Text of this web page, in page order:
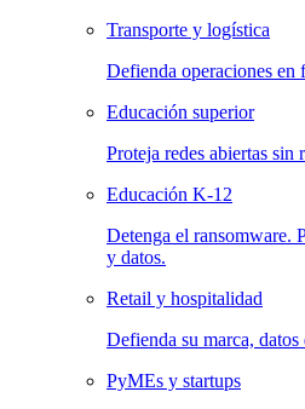
Transporte y logística
Defienda operaciones en
Educación superior
Proteja redes abiertas
Educación K-12
Detenga el ransomware.
y datos.
Retail y hospitalidad
Defienda su marca,
PyMEs y startups